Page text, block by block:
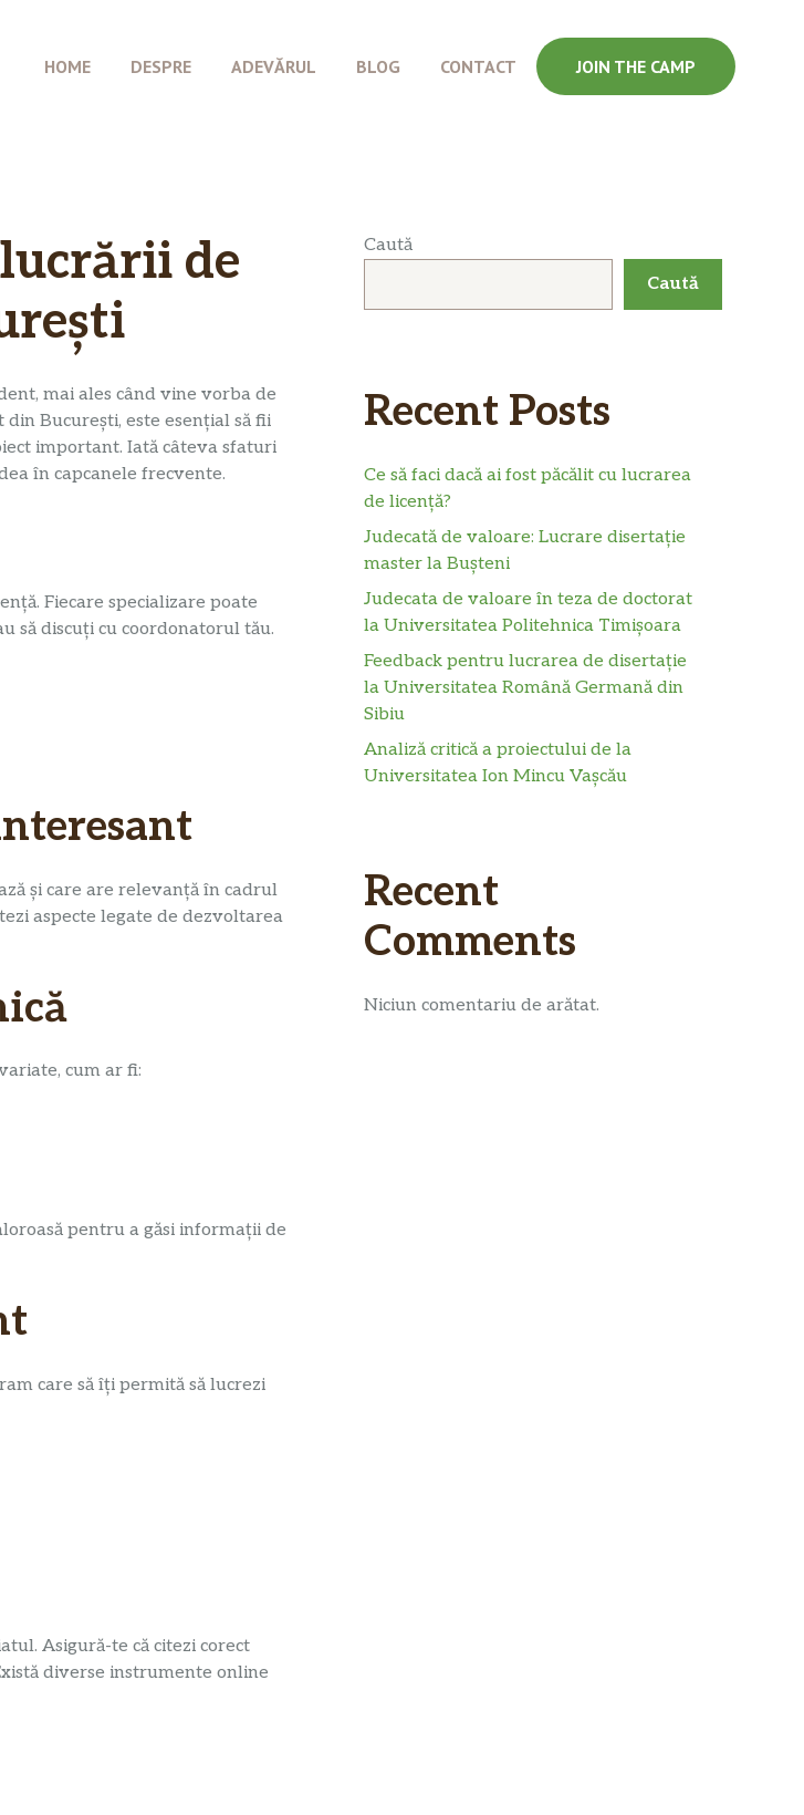
HOME DESPRE ADEVĂRUL BLOG CONTACT JOIN THE CAMP
de
mai ales când vine vorba de
București, este esențial să fii
important. Iată câteva sfaturi
în capcanele frecvente.
Fiecare specializare poate
să discuți cu coordonatorul tău.
și care are relevanță în cadrul
aspecte legate de dezvoltarea
cum ar fi:
pentru a găsi informații de
care să îți permită să lucrezi
Asigură-te că citezi corect
diverse instrumente online
Caută
Caută
Recent Posts
Ce să faci dacă ai fost păcălit cu lucrarea
de licență?
Judecată de valoare: Lucrare disertație
master la Bușteni
Judecata de valoare în teza de doctorat
la Universitatea Politehnica Timișoara
Feedback pentru lucrarea de disertație
la Universitatea Română Germană din
Sibiu
Analiză critică a proiectului de la
Universitatea Ion Mincu Vașcău
Recent
Comments
Niciun comentariu de arătat.